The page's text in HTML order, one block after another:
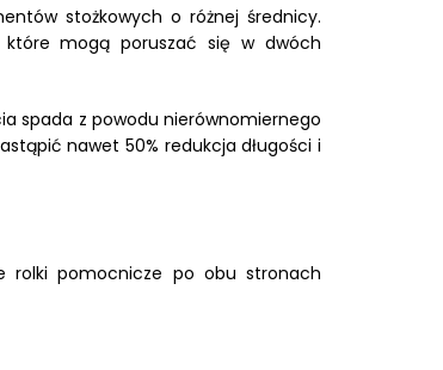
stożkowych o różnej średnicy.
które mogą poruszać się w dwóch
spada z powodu nierównomiernego
nawet 50% redukcja długości i
rolki pomocnicze po obu stronach